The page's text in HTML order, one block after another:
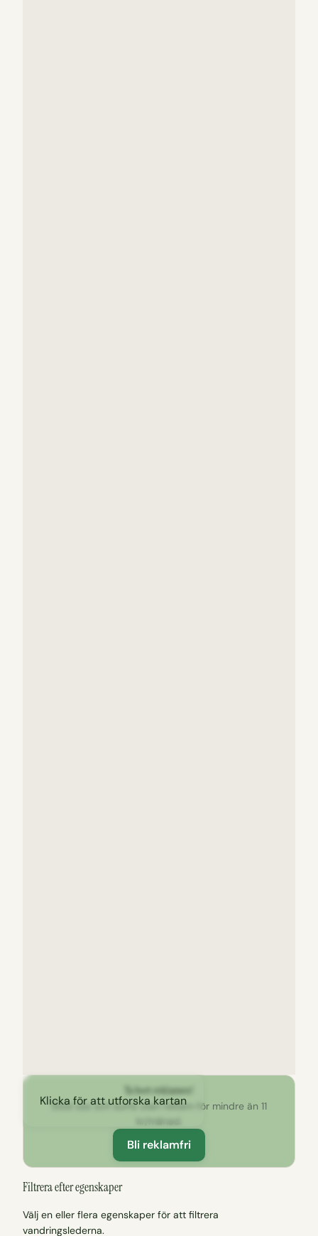
Klicka för att utforska kartan
Ta bort reklamen!
Stöd oss och surfa utan reklam för mindre än 11
kr/månad.
Bli reklamfri
Filtrera efter egenskaper
Välj en eller flera egenskaper för att filtrera
vandringslederna.